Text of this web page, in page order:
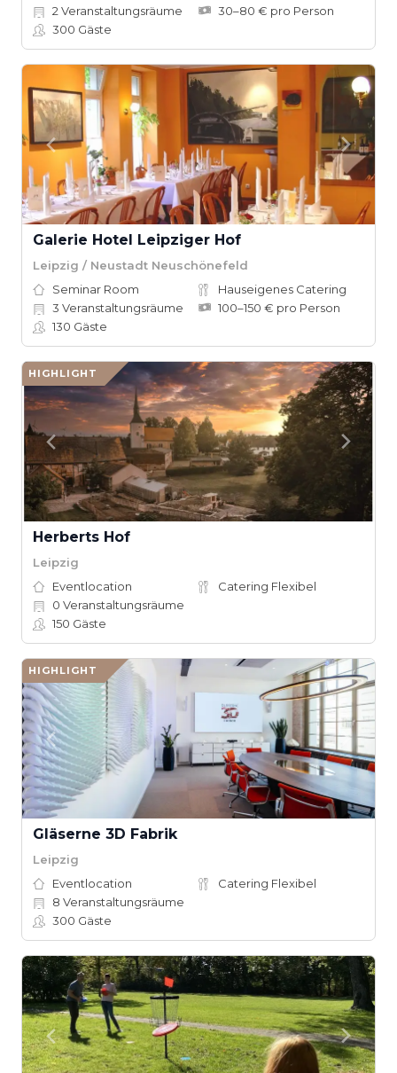
2 Veranstaltungsräume
30–80 € pro Person
300 Gäste
Galerie Hotel Leipziger Hof
Leipzig / Neustadt Neuschönefeld
Seminar Room
Hauseigenes Catering
3 Veranstaltungsräume
100–150 € pro Person
130 Gäste
HIGHLIGHT
Herberts Hof
Leipzig
Eventlocation
Catering Flexibel
0 Veranstaltungsräume
150 Gäste
HIGHLIGHT
Gläserne 3D Fabrik
Leipzig
Eventlocation
Catering Flexibel
8 Veranstaltungsräume
300 Gäste